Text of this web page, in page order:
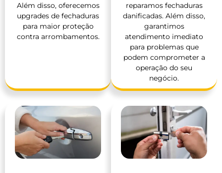
Além disso, oferecemos
upgrades de fechaduras
para maior proteção
contra arrombamentos.
reparamos fechaduras
danificadas. Além disso,
garantimos
atendimento imediato
para problemas que
podem comprometer a
operação do seu
negócio.